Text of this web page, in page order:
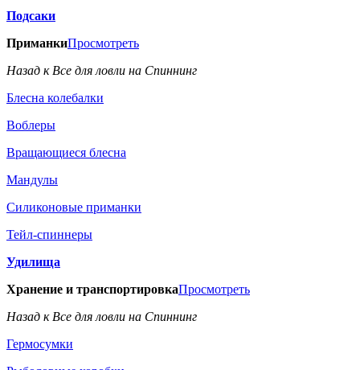
Подсаки
ПриманкиПросмотреть
Назад к Все для ловли на Спиннинг
Блесна колебалки
Воблеры
Вращающиеся блесна
Мандулы
Силиконовые приманки
Тейл-спиннеры
Удилища
Хранение и транспортировкаПросмотреть
Назад к Все для ловли на Спиннинг
Гермосумки